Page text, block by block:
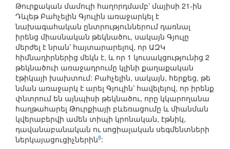
Թուրքական մամուլի հաղորդմամբ՝ մայիսի 21-ին
Դևլեթ Բահչելին Գյուլին առաջարկել է
նախագահական ընտրություններում դառնալ
իրենց միասնական թեկնածու, սակայն Գյուլը
մերժել է նրան՝ հայտարարելով, որ ԱԶԿ
հիմնադիրներից մեկն է, և որ 1 կուսակցությունից 2
թեկնածուի առաջադրումը կլինի քաղաքական
էթիկայի խախտում: Բահչելին, սակայն, հերքեց, թե
նման առաջարկ է արել Գյուլին՝ հավելելով, որ իրենք
փնտրում են այնպիսի թեկնածու, որը կկարողանա
հաղթահարել Թուրքիայի բևեռացումը և միանման
կվերաբերվի ամեն տիպի կրոնական, էթնիկ,
դավանաբանական ու սոցիալական սեգմենտների
ներկայացուցիչներին8: